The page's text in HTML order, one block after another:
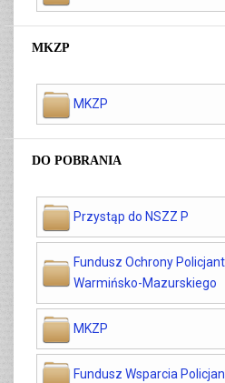
MKZP
MKZP
DO POBRANIA
Przystąp do NSZZ P
Fundusz Ochrony
Warmińsko-Mazurskiego
MKZP
Fundusz Wsparcia